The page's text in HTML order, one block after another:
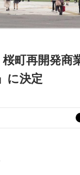
町再開発商
に決定